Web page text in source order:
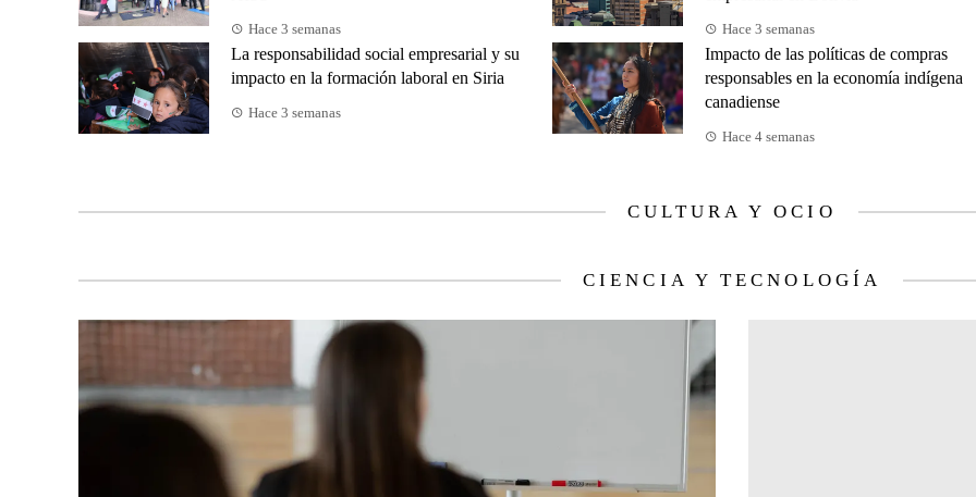
Hace 3 semanas Hace 3 semanas
La responsabilidad social empresarial y su
impacto en la formación laboral en Siria
Hace 3 semanas
Impacto de las políticas de compras
responsables en la economía indígena
canadiense
Hace 4 semanas
CULTURA Y OCIO
CIENCIA Y TECNOLOGÍA